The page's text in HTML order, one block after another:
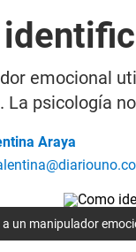
emocional
La psicología
Araya
un manipulador